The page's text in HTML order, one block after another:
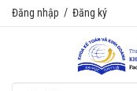
Đăng nhập / Đăng ký